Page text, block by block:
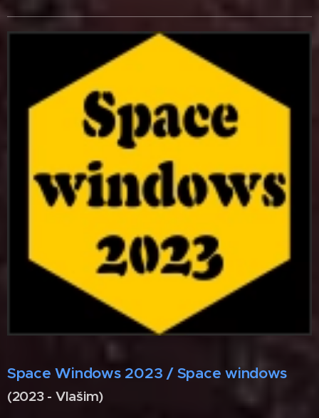
Space Windows 2023 / Space windows
(2023 - Vlašim)